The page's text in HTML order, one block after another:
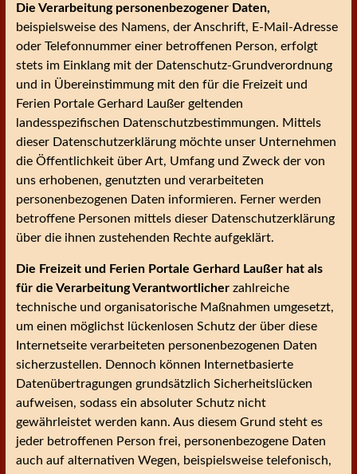
Die Verarbeitung personenbezogener Daten,
beispielsweise des Namens, der Anschrift, E-Mail-Adresse
oder Telefonnummer einer betroffenen Person, erfolgt
stets im Einklang mit der Datenschutz-Grundverordnung
und in Übereinstimmung mit den für die Freizeit und
Ferien Portale Gerhard Laußer geltenden
landesspezifischen Datenschutzbestimmungen. Mittels
dieser Datenschutzerklärung möchte unser Unternehmen
die Öffentlichkeit über Art, Umfang und Zweck der von
uns erhobenen, genutzten und verarbeiteten
personenbezogenen Daten informieren. Ferner werden
betroffene Personen mittels dieser Datenschutzerklärung
über die ihnen zustehenden Rechte aufgeklärt.
Die Freizeit und Ferien Portale Gerhard Laußer hat als
für die Verarbeitung Verantwortlicherzahlreiche
technische und organisatorische Maßnahmen umgesetzt,
um einen möglichst lückenlosen Schutz der über diese
Internetseite verarbeiteten personenbezogenen Daten
sicherzustellen. Dennoch können Internetbasierte
Datenübertragungen grundsätzlich Sicherheitslücken
aufweisen, sodass ein absoluter Schutz nicht
gewährleistet werden kann. Aus diesem Grund steht es
jeder betroffenen Person frei, personenbezogene Daten
auch auf alternativen Wegen, beispielsweise telefonisch,